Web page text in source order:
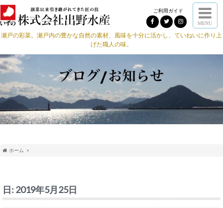
ご利用ガイド
MENU
瀬戸の彩菜。瀬戸内の豊かな自然の素材、風味を十分に活かし、ていねいに作り上
げた職人の味。
ホーム
日: 2019年5月25日